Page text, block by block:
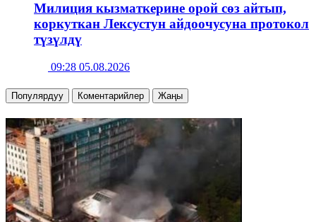
Милиция кызматкерине орой сөз айтып,
коркуткан Лексустун айдоочусуна протокол
түзүлдү
09:28 05.08.2026
Популярдуу Коментарийлер Жаңы